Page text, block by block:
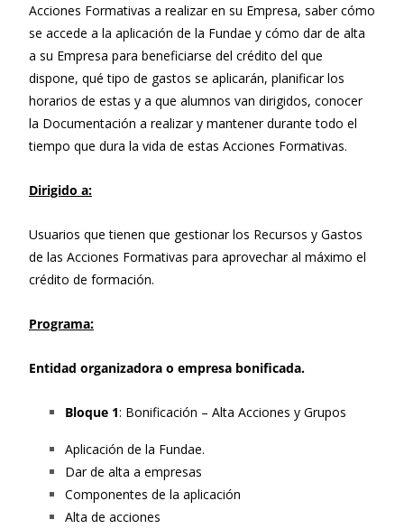
Acciones Formativas a realizar en su Empresa, saber cómo
se accede a la aplicación de la Fundae y cómo dar de alta
a su Empresa para beneficiarse del crédito del que
dispone, qué tipo de gastos se aplicarán, planificar los
horarios de estas y a que alumnos van dirigidos, conocer
la Documentación a realizar y mantener durante todo el
tiempo que dura la vida de estas Acciones Formativas.
Dirigido a:
Usuarios que tienen que gestionar los Recursos y Gastos
de las Acciones Formativas para aprovechar al máximo el
crédito de formación.
Programa:
Entidad organizadora o empresa bonificada.
Bloque 1: Bonificación – Alta Acciones y Grupos
Aplicación de la Fundae.
Dar de alta a empresas
Componentes de la aplicación
Alta de acciones